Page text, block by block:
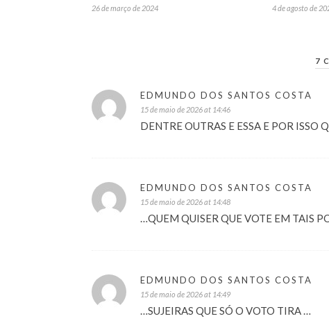
26 de março de 2024 4 de agosto de
7
EDMUNDO DOS SANTOS COSTA
15 de maio de 2026 at 14:46
DENTRE OUTRAS E ESSA E POR ISSO
EDMUNDO DOS SANTOS COSTA
15 de maio de 2026 at 14:48
…QUEM QUISER QUE VOTE EM TAIS
EDMUNDO DOS SANTOS COSTA
15 de maio de 2026 at 14:49
…SUJEIRAS QUE SÓ O VOTO TIRA …